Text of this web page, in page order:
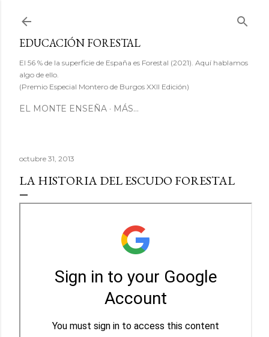
EDUCACIÓN FORESTAL
El 56 % de la superficie de España es Forestal (2021). Aquí hablamos
algo de ello.
(Premio Especial Montero de Burgos XXII Edición)
EL MONTE ENSEÑA MÁS…
octubre 31, 2013
LA HISTORIA DEL ESCUDO FORESTAL